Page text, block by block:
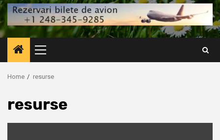
Primary
Menu
Home resurse
resurse